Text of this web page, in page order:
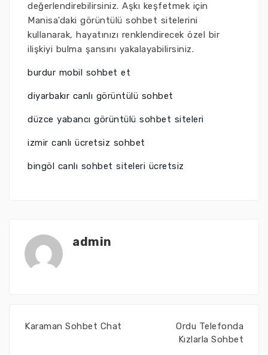
değerlendirebilirsiniz. Aşkı keşfetmek için
Manisa'daki görüntülü sohbet sitelerini
kullanarak, hayatınızı renklendirecek özel bir
ilişkiyi bulma şansını yakalayabilirsiniz.
burdur mobil sohbet et
diyarbakır canlı görüntülü sohbet
düzce yabancı görüntülü sohbet siteleri
izmir canlı ücretsiz sohbet
bingöl canlı sohbet siteleri ücretsiz
admin
Karaman Sohbet Chat
Ordu Telefonda
Kızlarla Sohbet